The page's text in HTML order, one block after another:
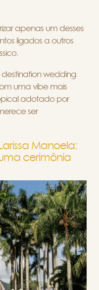
apenas um desses
ligados a outros
wedding
uma vibe mais
adotado por
ser
Manoela:
cerimônia